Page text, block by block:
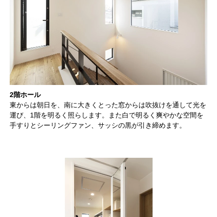
2階ホール
東からは朝日を、南に大きくとった窓からは吹抜けを通して光を
運び、1階を明るく照らします。また白で明るく爽やかな空間を
手すりとシーリングファン、サッシの黒が引き締めます。